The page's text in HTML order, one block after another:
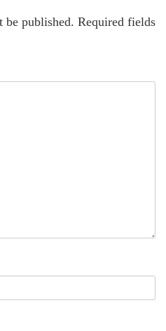
be published. Required fields